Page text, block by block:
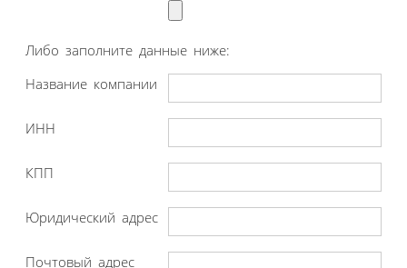
Либо заполните данные ниже:
Название компании
ИНН
КПП
Юридический адрес
Почтовый адрес